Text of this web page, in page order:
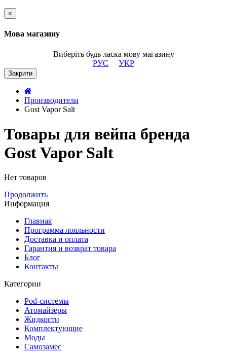
×
Мова магазину
Виберіть будь ласка мову магазину
РУС
УКР
Закрити
Производители
Gost Vapor Salt
Товары для вейпа бренда
Gost Vapor Salt
Нет товаров
Продолжить
Информация
Главная
Программа лояльности
Доставка и оплата
Гарантия и возврат товара
Блог
Контакты
Категории
Pod-системы
Атомайзеры
Жидкости
Комплектующие
Моды
Самозамес